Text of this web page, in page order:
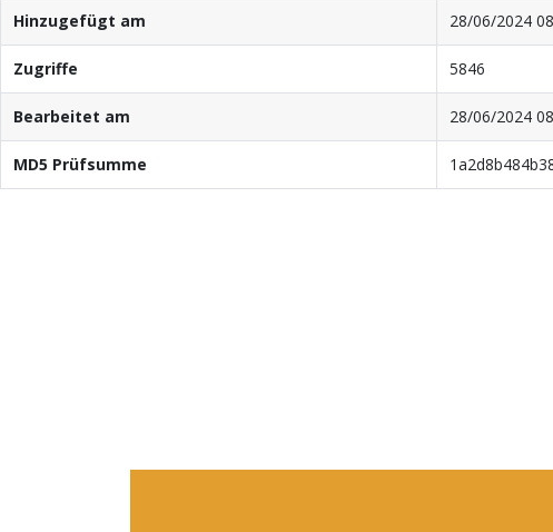
Hinzugefügt am 28/06/2024
Zugriffe 5846
Bearbeitet am 28/06/2024
MD5 Prüfsumme